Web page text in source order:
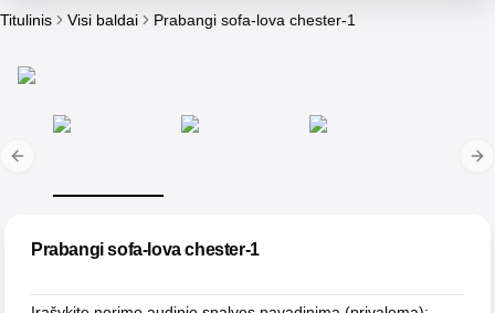
Titulinis Visi baldai Prabangi sofa-lova chester-1
Previous slide
Prabangi sofa-lova chester-1